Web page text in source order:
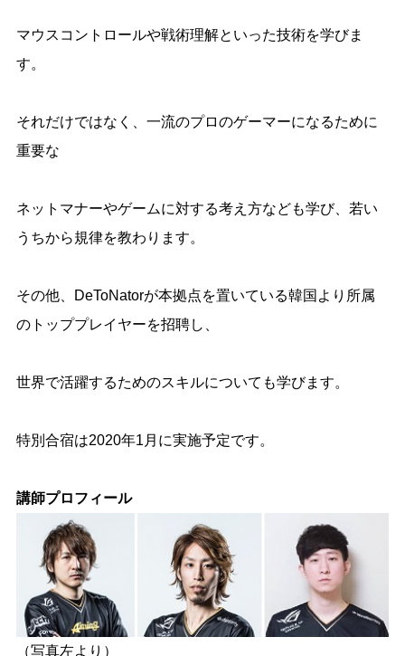
マウスコントロールや戦術理解といった技術を学びま
す。
それだけではなく、一流のプロのゲーマーになるために
重要な
ネットマナーやゲームに対する考え方なども学び、若い
うちから規律を教わります。
その他、DeToNatorが本拠点を置いている韓国より所属
のトッププレイヤーを招聘し、
世界で活躍するためのスキルについても学びます。
特別合宿は2020年1月に実施予定です。
講師プロフィール
（写真左より）